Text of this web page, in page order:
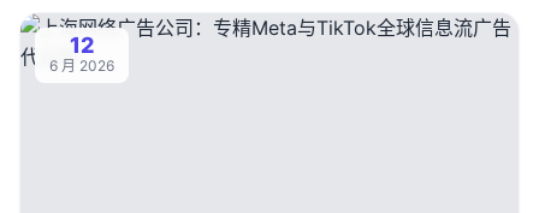
12
6 月 2026